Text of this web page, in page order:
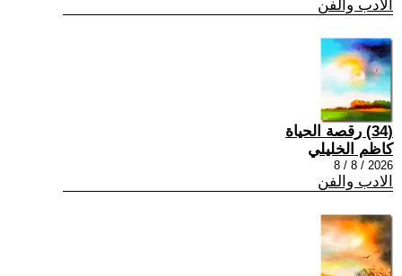
الادب والفن
(34) رقصة الحياة
كاظم الخليلي
2026 / 8 / 8
الادب والفن